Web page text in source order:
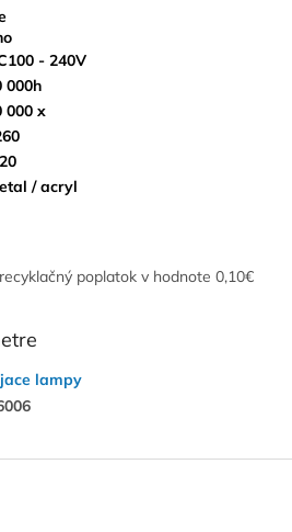
- 240V
000h
000 x
/ acryl
poplatok v hodnote 0,10€
lampy